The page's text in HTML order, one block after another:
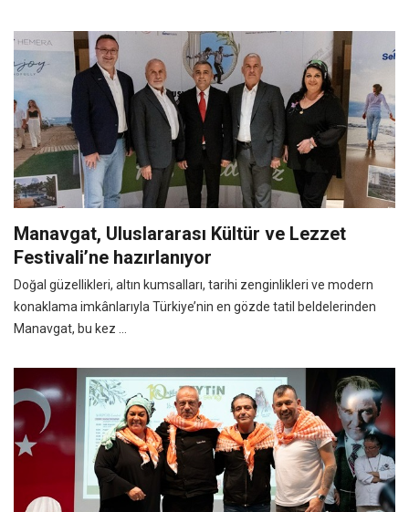
Manavgat, Uluslararası Kültür ve Lezzet
Festivali’ne hazırlanıyor
Doğal güzellikleri, altın kumsalları, tarihi zenginlikleri ve modern
konaklama imkânlarıyla Türkiye’nin en gözde tatil beldelerinden
Manavgat, bu kez ...